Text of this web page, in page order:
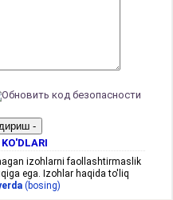
izohlarni faollashtirmaslik
ega. Izohlar haqida to'liq
(bosing)